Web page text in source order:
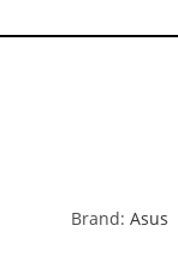
Brand: Asus